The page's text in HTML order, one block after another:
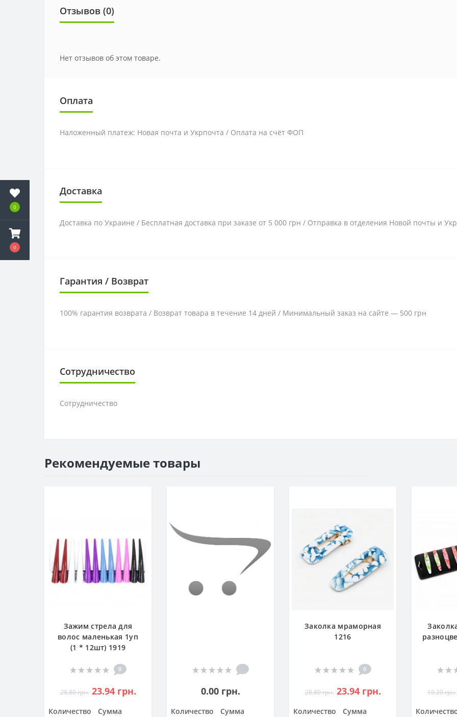
0
0
Отзывов (0)
Нет отзывов об этом товаре.
Оплата
Наложенный платеж: Новая почта и Укрпочта / Оплата на счёт ФОП
Доставка
Доставка по Украине / Бесплатная доставка при заказе от 5 000 грн / Отправка в отделения Новой почты и
Гарантия / Возврат
100% гарантия возврата / Возврат товара в течение 14 дней / Минимальный заказ на сайте — 500 грн
Сотрудничество
Сотрудничество
Рекомендуемые товары
Зажим стрела для
волос маленькая 1уп
(1 * 12шт) 1919
0
28.80 грн. 23.94 грн.
Количество Сумма
0.00 грн.
Количество Сумма
Заколка мраморная
1216
0
28.80 грн. 23.94 грн.
Количество Сумма
19.20 грн.